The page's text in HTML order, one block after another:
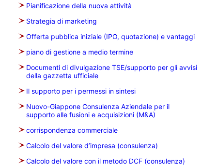
Pianificazione della nuova attività
Strategia di marketing
Offerta pubblica iniziale (IPO, quotazione) e vantaggi
piano di gestione a medio termine
Documenti di divulgazione TSE/supporto per gli avvisi
della gazzetta ufficiale
Il supporto per i permessi in sintesi
Nuovo-Giappone Consulenza Aziendale per il
supporto alle fusioni e acquisizioni (M&A)
corrispondenza commerciale
Calcolo del valore d’impresa (consulenza)
Calcolo del valore con il metodo DCF (consulenza)